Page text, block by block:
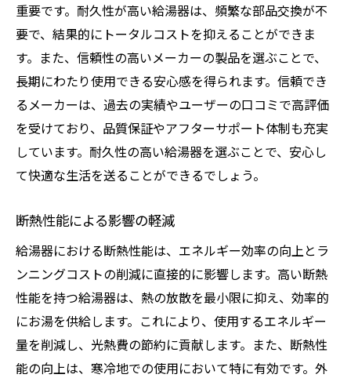
重要です。耐久性が高い給湯器は、頻繁な部品交換が不
要で、結果的にトータルコストを抑えることができま
す。また、信頼性の高いメーカーの製品を選ぶことで、
長期にわたり使用できる安心感を得られます。信頼でき
るメーカーは、過去の実績やユーザーの口コミで高評価
を受けており、品質保証やアフターサポート体制も充実
しています。耐久性の高い給湯器を選ぶことで、安心し
て快適な生活を送ることができるでしょう。
断熱性能による影響の軽減
給湯器における断熱性能は、エネルギー効率の向上とラ
ンニングコストの削減に直接的に影響します。高い断熱
性能を持つ給湯器は、熱の放散を最小限に抑え、効率的
にお湯を供給します。これにより、使用するエネルギー
量を削減し、光熱費の節約に貢献します。また、断熱性
能の向上は、寒冷地での使用において特に有効です。外